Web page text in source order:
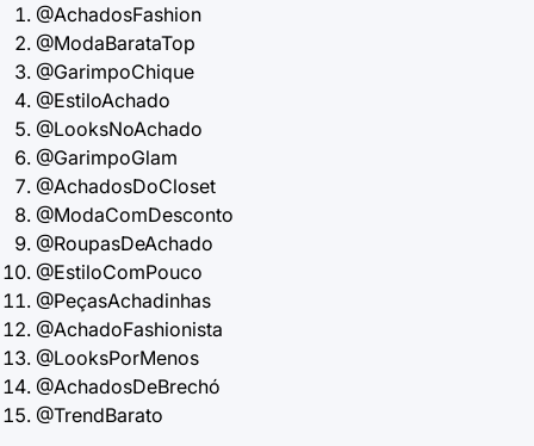
@AchadosFashion
@ModaBarataTop
@GarimpoChique
@EstiloAchado
@LooksNoAchado
@GarimpoGlam
@AchadosDoCloset
@ModaComDesconto
@RoupasDeAchado
@EstiloComPouco
@PeçasAchadinhas
@AchadoFashionista
@LooksPorMenos
@AchadosDeBrechó
@TrendBarato